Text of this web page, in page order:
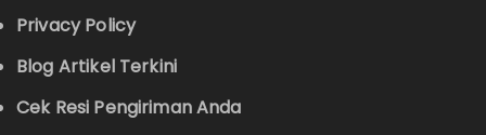
Privacy Policy
Blog Artikel Terkini
Cek Resi Pengiriman Anda